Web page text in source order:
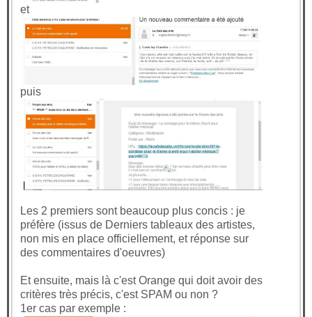
et
puis
Les 2 premiers sont beaucoup plus concis : je
préfère (issus de Derniers tableaux des artistes,
non mis en place officiellement, et réponse sur
des commentaires d'oeuvres)
Et ensuite, mais là c'est Orange qui doit avoir des
critères très précis, c'est SPAM ou non ?
1er cas par exemple :